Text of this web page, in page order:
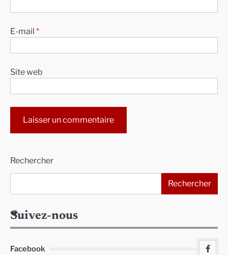
E-mail *
Site web
Rechercher
Rechercher
Suivez-nous
Facebook